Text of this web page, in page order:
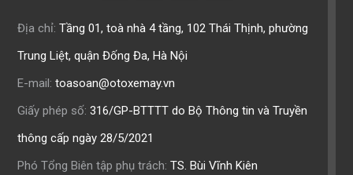
Địa chỉ: Tầng 01, toà nhà 4 tầng, 102 Thái Thịnh, phường
Trung Liệt, quận Đống Đa, Hà Nội
E-mail: toasoan@otoxemay.vn
Giấy phép số: 316/GP-BTTTT do Bộ Thông tin và Truyền
thông cấp ngày 28/5/2021
Phó Tổng Biên tập phụ trách: TS. Bùi Vĩnh Kiên